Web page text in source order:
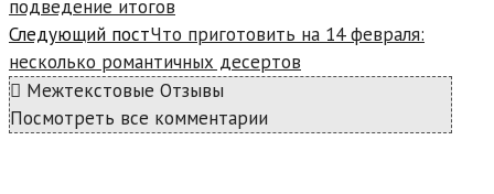
подведение итогов
Следующий постЧто приготовить на 14 февраля:
несколько романтичных десертов
Межтекстовые Отзывы
Посмотреть все комментарии